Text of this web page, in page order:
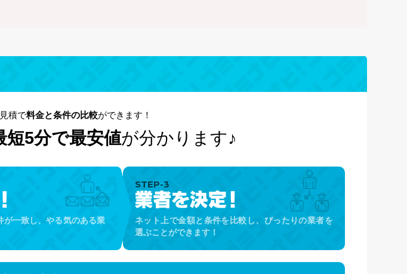
積で料金と条件の比較ができます！
短5分で最安値が分かります♪
が一致し、やる気のある業
STEP-3
ネット上で金額と条件を比較し、ぴったりの業者を
選ぶことができます！